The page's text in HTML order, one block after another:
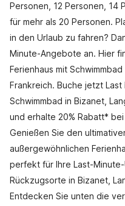
Personen, 12 Personen, 14
für mehr als 20 Personen.
in den Urlaub zu fahren?
Minute-Angebote an. Hier
Ferienhaus mit
Frankreich. Buche jetzt Last
Schwimmbad in Bizanet,
und erhalte 20% Rabatt*
Genießen Sie den
außergewöhnlichen
perfekt für Ihre Last-
Rückzugsorte in Bizanet,
Entdecken Sie unten die